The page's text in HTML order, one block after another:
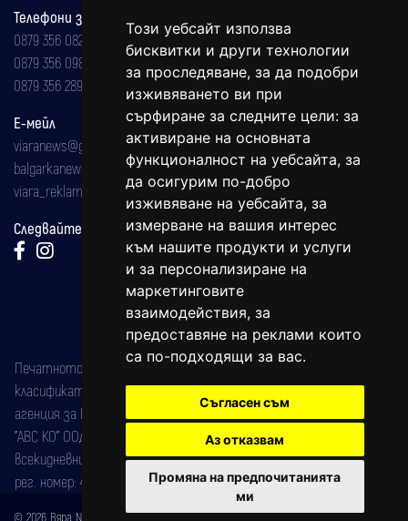
Този уебсайт използва
бисквитки и други технологии
за проследяване, за да подобри
изживяването ви при
сърфиране за следните цели: за
активиране на основната
функционалност на уебсайта, за
да осигурим по-добро
изживяване на уебсайта, за
измерване на вашия интерес
към нашите продукти и услуги
и за персонализиране на
маркетинговите
взаимодействия, за
предоставяне на реклами които
са по-подходящи за вас.
Съгласен съм
Аз отказвам
Промяна на предпочитанията
ми
Телефони за реклама и абонаменти
0879 356 082
0879 356 098
0879 356 289
Е-мейл
viaranews@gmail.com
balgarkanews@gmail.com
viara_reklama@mail.bg
Следвайте ни:
Печатното издание на вестника е регистрирано в националния
класификатор на печатните издания (Българска национална
агенция за ISSN) под номер: ISSN 1312-4722.
"АВС КО" ООД е притежател на марката: Вяра информационен
всекидневник на югозападна България, със свидетелство за марка
рег. номер: 47857/11.05.2004 година.
© 2026 Вяра News Всички права запазени!